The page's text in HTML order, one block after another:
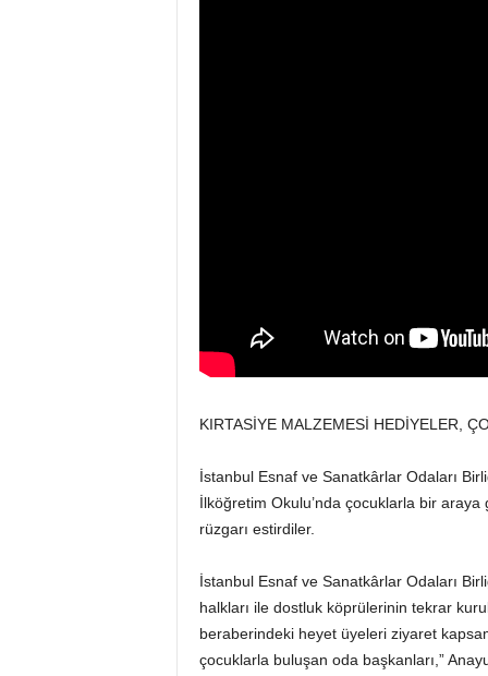
KIRTASİYE MALZEMESİ HEDİYELER,
İstanbul Esnaf ve Sanatkârlar Odaları
İlköğretim Okulu’nda çocuklarla bir
rüzgarı estirdiler.
İstanbul Esnaf ve Sanatkârlar Odaları
halkları ile dostluk köprülerinin tekrar
beraberindeki heyet üyeleri ziyaret
çocuklarla buluşan oda başkanları,”